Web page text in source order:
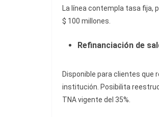
La línea contempla tasa fija,
$ 100 millones.
Refinanciación de
Disponible para clientes que
institución. Posibilita
TNA vigente del 35%.